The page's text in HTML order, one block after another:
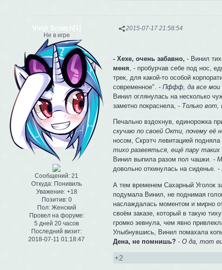
2015-07-17 21:58:54
Vinyl Scratch[1]
Не в игре
Сообщений: 21
Откуда: Понивиль
Уважение: +18
Позитив: 0
Пол:Женский
Провел на форуме:
5 дней 20 часов
Последний визит:
2018-07-11 01:18:47
- Хехе, очень забавно, - Винил
меня, - пробурчав себе под нос,
трек, для какой-то особой
современное".- Пффф, да все мои
Винил оглянулась на несколько
заметно покраснела,- Только вот,
Печально вздохнув, единорожка
скучаю по своей Окти, почему её
носом, Скрэтч левитацией
тихо развеяться, ещё пару
Винил выпила разом пол чашки.-
довольно откинулась на сиденье.-
А тем временем Сахарный Уголок
подумала Винил, не поднимая
наслаждалась моментом и мирно
своём заказе, который в такую
громко зевнула, чем явно
Улыбнувшись, Винил помахала
Дена, не помнишь? - О да, тот
+2